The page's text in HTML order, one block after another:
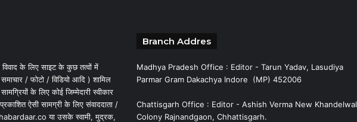
के लिए साइट के कुछ तत्वों में
समाचार / फोटो / विडियो आदि ) शामिल
के लिए कोई जिम्मेदारी स्वीकार
ऐसी सामग्री के लिए संवाददाता /
या उसके स्वामी, मुद्रक,
Branch Addres
Madhya Pradesh Office : Editor - Tarun Yadav, Lasudiya
Parmar Gram Dakachya Indore (MP) 452006
Chattisgarh Office : Editor - Ashish Verma New Khandelwal
Colony Rajnandgaon, Chhattisgarh.